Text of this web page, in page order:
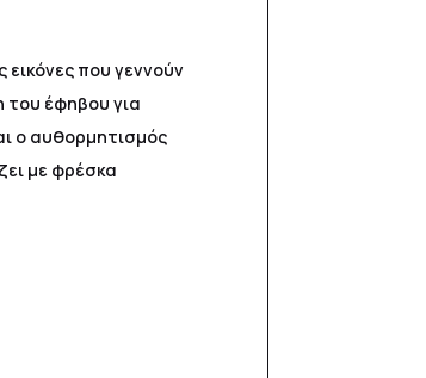
που γεννούν
έφηβου για
ο αυθορμητισμός
με φρέσκα